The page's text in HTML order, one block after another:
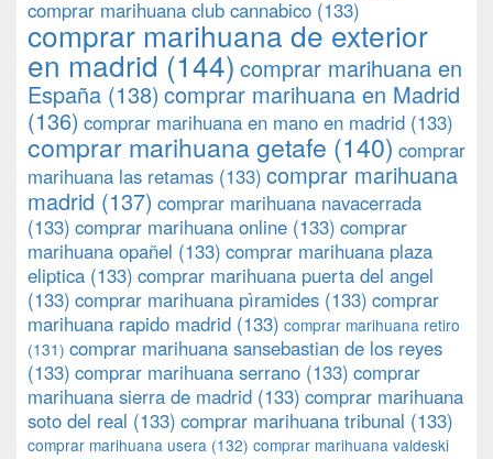
comprar marihuana club cannabico (133)
comprar marihuana de exterior
en madrid (144) comprar marihuana en
España (138) comprar marihuana en Madrid
(136) comprar marihuana en mano en madrid (133)
comprar marihuana getafe (140) comprar
marihuana las retamas (133) comprar marihuana
madrid (137) comprar marihuana navacerrada
(133) comprar marihuana online (133) comprar
marihuana opañel (133) comprar marihuana plaza
eliptica (133) comprar marihuana puerta del angel
(133) comprar marihuana pìramides (133) comprar
marihuana rapido madrid (133) comprar marihuana retiro
(131) comprar marihuana sansebastian de los reyes
(133) comprar marihuana serrano (133) comprar
marihuana sierra de madrid (133) comprar marihuana
soto del real (133) comprar marihuana tribunal (133)
comprar marihuana usera (132) comprar marihuana valdeski